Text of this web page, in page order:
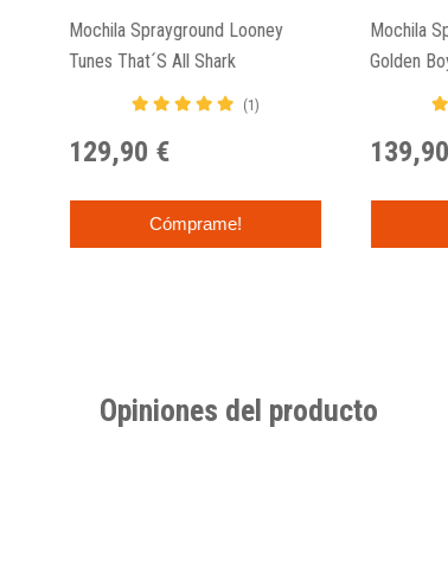
Mochila Sprayground Looney
Tunes That´s All Shark
(1)
129,90 €
Cómprame!
Mochila
Golden
Opiniones del producto